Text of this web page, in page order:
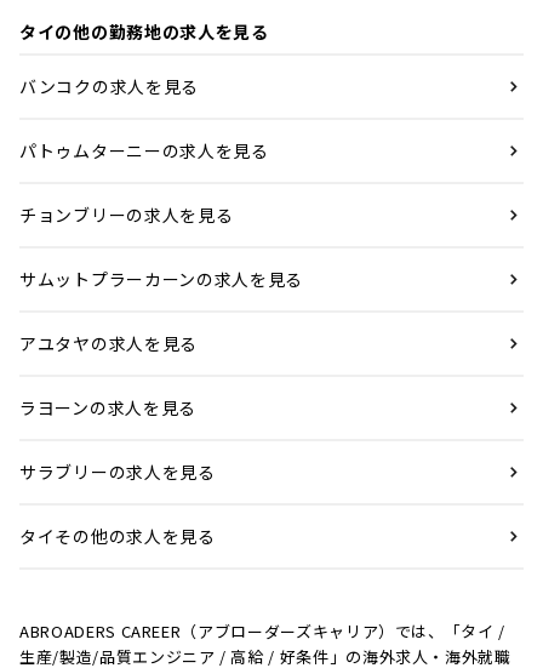
タイの他の勤務地の求人を見る
バンコクの求人を見る
パトゥムターニーの求人を見る
チョンブリーの求人を見る
サムットプラーカーンの求人を見る
アユタヤの求人を見る
ラヨーンの求人を見る
サラブリーの求人を見る
タイその他の求人を見る
ABROADERS CAREER（アブローダーズキャリア）では、「タイ /
生産/製造/品質エンジニア / 高給 / 好条件」の海外求人・海外就職